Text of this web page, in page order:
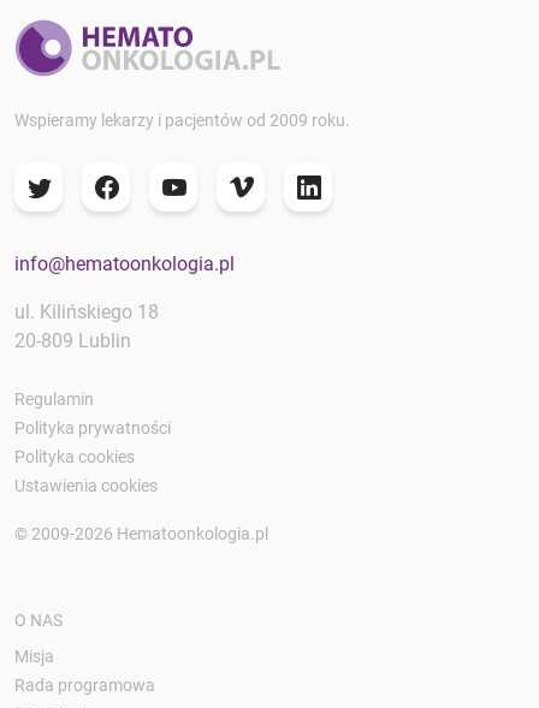
Wspieramy lekarzy i pacjentów od 2009 roku.
info@hematoonkologia.pl
ul. Kilińskiego 18
20-809 Lublin
Regulamin
Polityka prywatności
Polityka cookies
Ustawienia cookies
© 2009-2026 Hematoonkologia.pl
O NAS
Misja
Rada programowa